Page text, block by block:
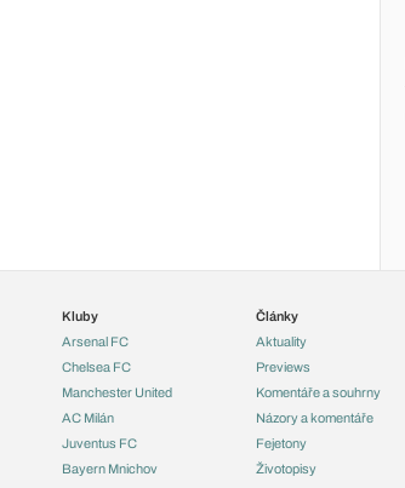
Kluby
Arsenal FC
Chelsea FC
Manchester United
AC Milán
Juventus FC
Bayern Mnichov
Články
Aktuality
Previews
Komentáře a souhrny
Názory a komentáře
Fejetony
Životopisy